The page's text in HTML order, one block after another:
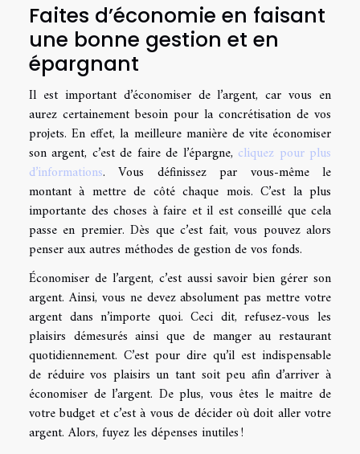
Faites d’économie en faisant
une bonne gestion et en
épargnant
Il est important d’économiser de l’argent, car vous en
aurez certainement besoin pour la concrétisation de vos
projets. En effet, la meilleure manière de vite économiser
son argent, c’est de faire de l’épargne, cliquez pour plus
d’informations. Vous définissez par vous-même le
montant à mettre de côté chaque mois. C’est la plus
importante des choses à faire et il est conseillé que cela
passe en premier. Dès que c’est fait, vous pouvez alors
penser aux autres méthodes de gestion de vos fonds.
Économiser de l’argent, c’est aussi savoir bien gérer son
argent. Ainsi, vous ne devez absolument pas mettre votre
argent dans n’importe quoi. Ceci dit, refusez-vous les
plaisirs démesurés ainsi que de manger au restaurant
quotidiennement. C’est pour dire qu’il est indispensable
de réduire vos plaisirs un tant soit peu afin d’arriver à
économiser de l’argent. De plus, vous êtes le maitre de
votre budget et c’est à vous de décider où doit aller votre
argent. Alors, fuyez les dépenses inutiles !